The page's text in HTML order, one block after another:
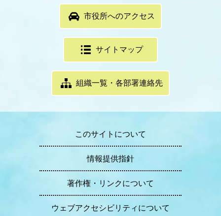
市役所へのアクセス
サイトマップ
組織一覧・各部署連絡先
このサイトについて
情報提供指針
著作権・リンクについて
ウェブアクセシビリティについて